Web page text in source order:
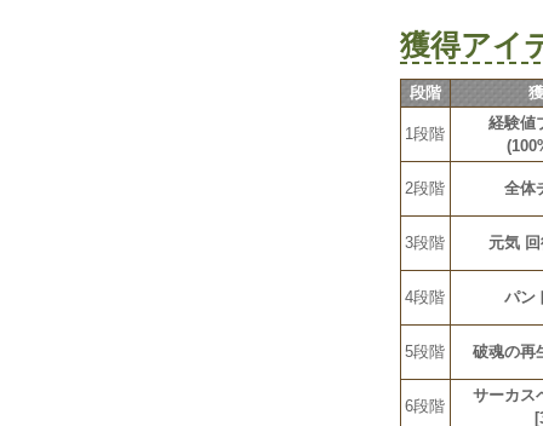
獲得アイ
段階
1段階
経験値
2段階 全体
3段階 元気回
4段階 パン
5段階 破魂の再
6段階
サーカス